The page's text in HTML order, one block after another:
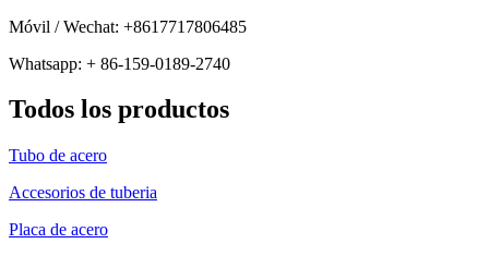
Móvil / Wechat: +8617717806485
Whatsapp: + 86-159-0189-2740
Todos los productos
Tubo de acero
Accesorios de tuberia
Placa de acero